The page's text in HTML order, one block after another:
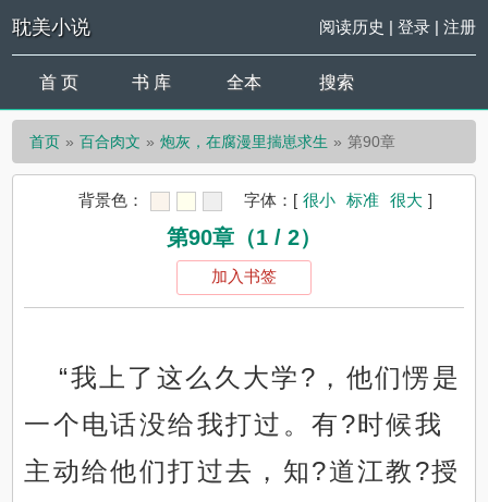
耽美小说 阅读历史 | 登录| 注册
首 页 书 库 全本 搜索
首页 百合肉文 炮灰，在腐漫里揣崽求生 第90章
背景色： 字体： [ 很小 标准 很大 ]
第90章（1 / 2）
加入书签
“我上了这么久大学?，他们愣是
一个电话没给我打过。有?时候我
主动给他们打过去，知?道江教?授